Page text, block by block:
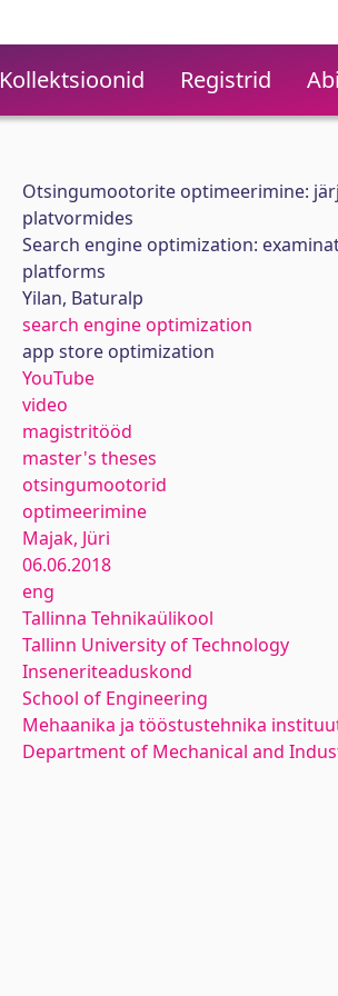
Kollektsioonid Registrid
Otsingumootorite optimeerimine:
platvormides
Search engine optimization:
platforms
Yilan, Baturalp
search engine optimization
app store optimization
YouTube
video
magistritööd
master's theses
otsingumootorid
optimeerimine
Majak, Jüri
06.06.2018
eng
Tallinna Tehnikaülikool
Tallinn University of Technology
Inseneriteaduskond
School of Engineering
Mehaanika ja tööstustehnika
Department of Mechanical and